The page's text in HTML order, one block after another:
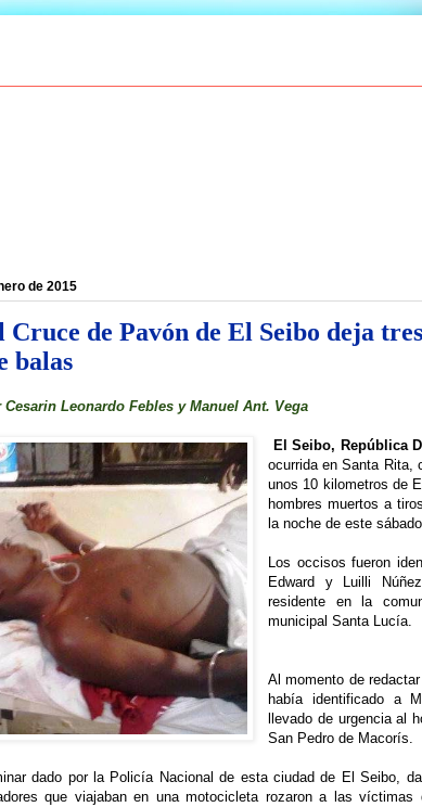
de 2015
Cruce de Pavón de El Seibo deja
balas
Leonardo Febles y Manuel Ant. Vega
El Seibo, República
ocurrida en Santa Rita,
unos 10 kilometros de
hombres muertos a
la noche de este
Los occisos fueron
Edward y Luilli
residente en la
municipal Santa Lucía.
Al momento de
había identificado a
llevado de urgencia al
San Pedro de Macorís.
dado por la Policía Nacional de esta ciudad de El Seibo,
que viajaban en una motocicleta rozaron a las víctimas